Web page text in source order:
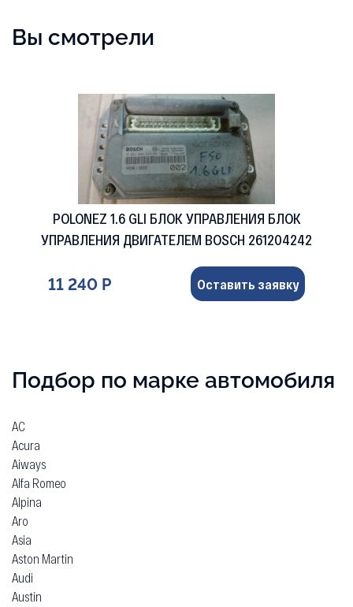
Вы смотрели
POLONEZ 1.6 GLI БЛОК УПРАВЛЕНИЯ БЛОК
УПРАВЛЕНИЯ ДВИГАТЕЛЕМ BOSCH 261204242
11 240 Р Оставить заявку
Подбор по марке автомобиля
AC
Acura
Aiways
Alfa Romeo
Alpina
Aro
Asia
Aston Martin
Audi
Austin